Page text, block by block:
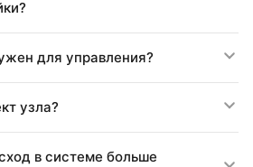
для управления?
узла?
в системе больше